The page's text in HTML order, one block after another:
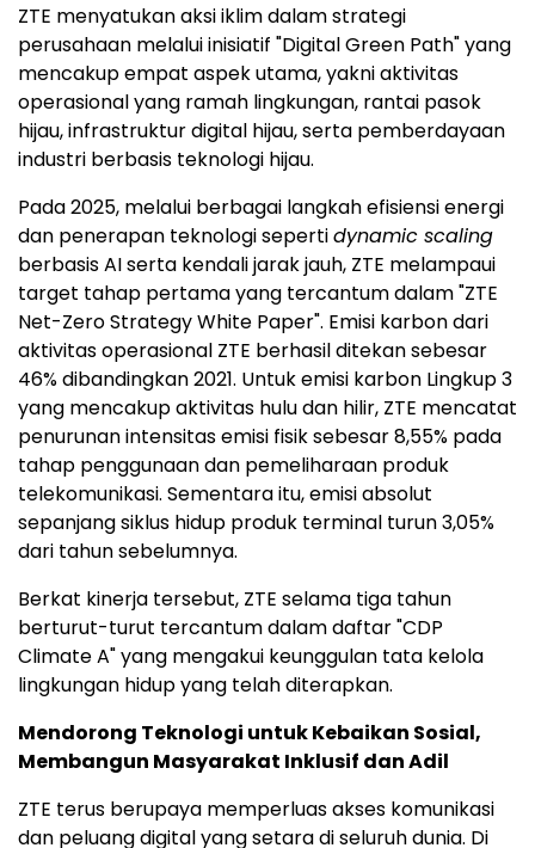
ZTE menyatukan aksi iklim dalam strategi
perusahaan melalui inisiatif "Digital Green Path" yang
mencakup empat aspek utama, yakni aktivitas
operasional yang ramah lingkungan, rantai pasok
hijau, infrastruktur digital hijau, serta pemberdayaan
industri berbasis teknologi hijau.
Pada 2025, melalui berbagai langkah efisiensi energi
dan penerapan teknologi sepertidynamic scaling
berbasis AI serta kendali jarak jauh, ZTE melampaui
target tahap pertama yang tercantum dalam "ZTE
Net-Zero Strategy White Paper". Emisi karbon dari
aktivitas operasional ZTE berhasil ditekan sebesar
46% dibandingkan 2021. Untuk emisi karbon Lingkup 3
yang mencakup aktivitas hulu dan hilir, ZTE mencatat
penurunan intensitas emisi fisik sebesar 8,55% pada
tahap penggunaan dan pemeliharaan produk
telekomunikasi. Sementara itu, emisi absolut
sepanjang siklus hidup produk terminal turun 3,05%
dari tahun sebelumnya.
Berkat kinerja tersebut, ZTE selama tiga tahun
berturut-turut tercantum dalam daftar "CDP
Climate A" yang mengakui keunggulan tata kelola
lingkungan hidup yang telah diterapkan.
Mendorong Teknologi untuk Kebaikan Sosial,
Membangun Masyarakat Inklusif dan Adil
ZTE terus berupaya memperluas akses komunikasi
dan peluang digital yang setara di seluruh dunia. Di